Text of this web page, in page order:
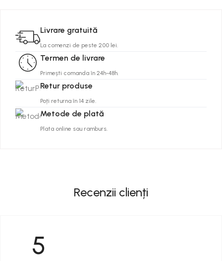
Livrare gratuită
La comenzi de peste 200 lei.
Termen de livrare
Primești comanda în 24h-48h.
Retur produse
Poți returna în 14 zile.
Metode de plată
Plata online sau ramburs.
Recenzii clienți
5